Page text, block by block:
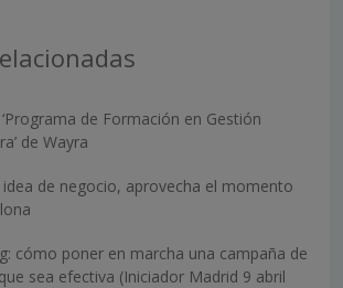
de Formación en Gestión
de Wayra
idea de negocio, aprovecha el momento
cómo poner en marcha una campaña de
sea efectiva (Iniciador Madrid 9 abril